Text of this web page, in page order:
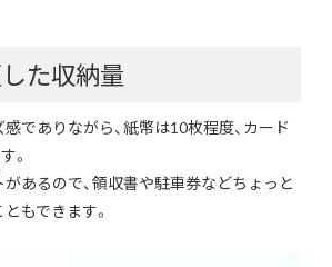
た収納量
でありながら、紙幣は10枚程度、カード
。
あるので、領収書や駐車券などちょっと
もできます。